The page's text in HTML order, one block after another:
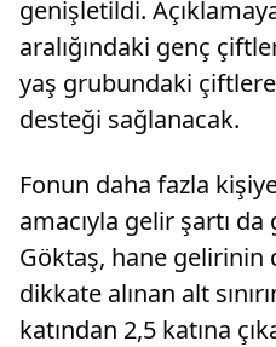
genişletildi.
aralığındaki genç
yaş grubundaki
desteği sağlanacak.
Fonun daha fazla
amacıyla gelir şartı
Göktaş, hane
dikkate alınan alt
katından 2,5 katına